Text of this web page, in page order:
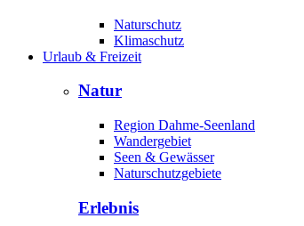
Naturschutz
Klimaschutz
Urlaub & Freizeit
Natur
Region Dahme-Seenland
Wandergebiet
Seen & Gewässer
Naturschutzgebiete
Erlebnis